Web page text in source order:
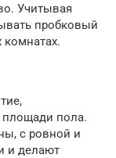
Учитывая
пробковый
площади пола.
с ровной и
и делают